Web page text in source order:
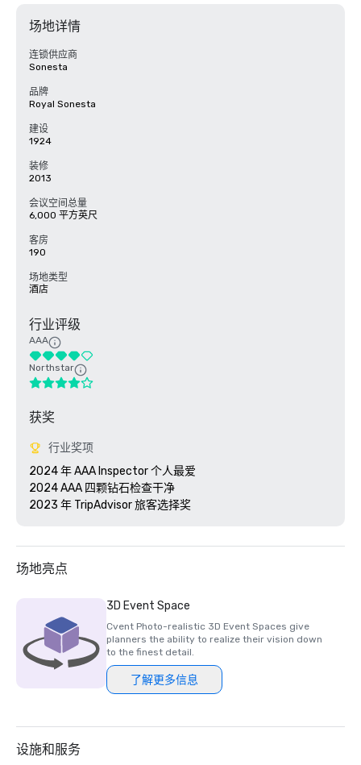
场地详情
连锁供应商
Sonesta
品牌
Royal Sonesta
建设
1924
装修
2013
会议空间总量
6,000 平方英尺
客房
190
场地类型
酒店
行业评级
AAA
Northstar
获奖
行业奖项
2024 年 AAA Inspector 个人最爱
2024 AAA 四颗钻石检查干净
2023 年 TripAdvisor 旅客选择奖
场地亮点
3D Event Space
Cvent Photo-realistic 3D Event Spaces give
planners the ability to realize their vision down
to the finest detail.
了解更多信息
设施和服务